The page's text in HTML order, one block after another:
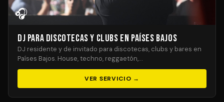
🎧
DJ para Discotecas y Clubs en Países Bajos
DJ residente y de invitado para discotecas, clubs y bares en
Países Bajos. House, techno, reggaetón,…
VER SERVICIO →